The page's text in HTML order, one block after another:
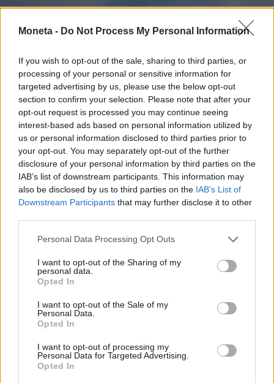
Moneta - Do Not Process My Personal Information
If you wish to opt-out of the sale, sharing to third parties, or
processing of your personal or sensitive information for
targeted advertising by us, please use the below opt-out
section to confirm your selection. Please note that after your
opt-out request is processed you may continue seeing
interest-based ads based on personal information utilized by
us or personal information disclosed to third parties prior to
your opt-out. You may separately opt-out of the further
disclosure of your personal information by third parties on the
IAB’s list of downstream participants. This information may
also be disclosed by us to third parties on the IAB’s List of
Downstream Participants that may further disclose it to other
Personal Data Processing Opt Outs
I want to opt-out of the Sharing of my
personal data.
Opted In
I want to opt-out of the Sale of my
Personal Data.
Opted In
I want to opt-out of processing my
Personal Data for Targeted Advertising.
Opted In
MUTUI E CASA
Mutui, Roma e Milano valgono il 23% del
totale nazionale
Il mercato si polarizza. Sileoni (Fabi): “Bene i tagli della
Bce, ma le banche sblocchino il credito"
Marco Leardi